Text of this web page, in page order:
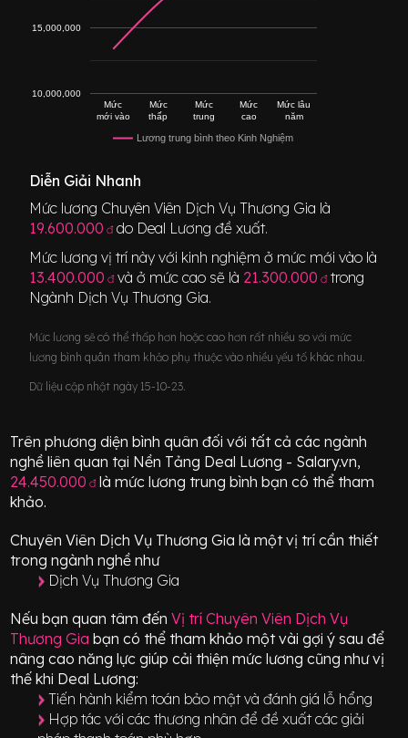
Lương trung bình theo Kinh Nghiệm
Mức
mới vào
Mức
thấp
Mức
trung
Mức
cao
Mức lâu
năm
10,000,000
15,000,000
Diễn Giải Nhanh
Mức lương Chuyên Viên Dịch Vụ Thương Gia là
19.600.000 đdo Deal Lương đề xuất.
Mức lương vị trí này với kinh nghiệm ở mức mới vào là
13.400.000 đ và ở mức cao sẽ là 21.300.000 đ trong
Ngành Dịch Vụ Thương Gia.
Mức lương sẽ có thể thấp hơn hoặc cao hơn rất nhiều so với mức
lương bình quân tham khảo phụ thuộc vào nhiều yếu tố khác nhau.
Dữ liệu cập nhật ngày 15-10-23.
Trên phương diện bình quân đối với tất cả các ngành
nghề liên quan tại Nền Tảng Deal Lương - Salary.vn,
24.450.000 đlà mức lương trung bình bạn có thể tham
khảo.
Chuyên Viên Dịch Vụ Thương Gia là một vị trícần thiết
trong ngành nghề như
Dịch Vụ Thương Gia
Nếu bạn quan tâm đến Vị tríChuyên Viên Dịch Vụ
Thương Gia bạn có thể tham khảo một vài gợi ý sau để
nâng cao năng lực giúp cải thiện mức lương cũng như vị
thế khi Deal Lương:
Tiến hành kiểm toán bảo mật và đánh giá lỗ hổng
Hợp tác với các thương nhân để đề xuất các giải